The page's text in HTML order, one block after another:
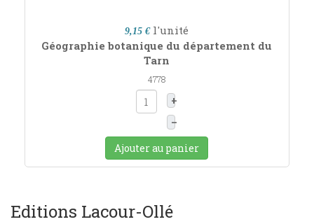
9,15 € l'unité
Géographie botanique du département du
Tarn
4778
+
–
Ajouter au panier
Editions Lacour-Ollé